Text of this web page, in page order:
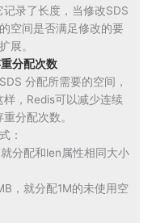
录了长度，当修改SDS
空间是否满足修改的要
展。
分配次数
分配所需要的空间，
，Redis可以减少连续
分配次数。
：
分配和len属性相同大小
，就分配1M的未使用空